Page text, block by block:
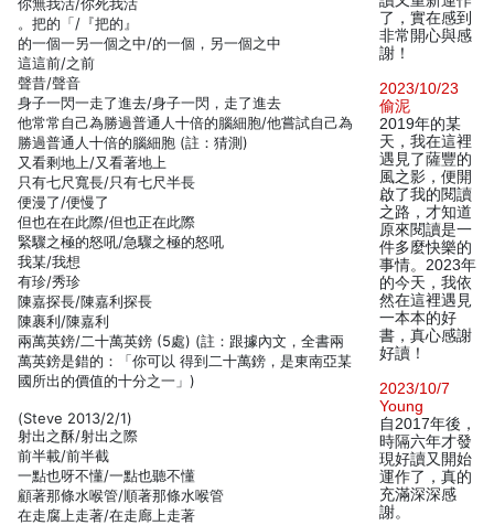
。把的「/『把的』
的一個一另一個之中/的一個，另一個之中
這這前/之前
聲昔/聲音
身子一閃一走了進去/身子一閃，走了進去
他常常自己為勝過普通人十倍的腦細胞/他嘗試自己為
勝過普通人十倍的腦細胞 (註：猜測)
又看剩地上/又看著地上
只有七尺寬長/只有七尺半長
便漫了/便慢了
但也在在此際/但也正在此際
緊驟之極的怒吼/急驟之極的怒吼
我某/我想
有珍/秀珍
陳嘉探長/陳嘉利探長
陳裹利/陳嘉利
兩萬英鎊/二十萬英鎊 (5處) (註：跟據內文，全書兩
萬英鎊是錯的：「你可以 得到二十萬鎊，是東南亞某
國所出的價值的十分之一」)
(Steve 2013/2/1)
射出之酥/射出之際
前半載/前半截
一點也呀不懂/一點也聽不懂
顧著那條水喉管/順著那條水喉管
在走腐上走著/在走廊上走著
了，實在感到
非常開心與感
謝！
2023/10/23
偷泥
2019年的某
天，我在這裡
遇見了薩豐的
風之影，便開
啟了我的閱讀
之路，才知道
原來閱讀是一
件多麼快樂的
事情。2023年
的今天，我依
然在這裡遇見
一本本的好
書，真心感謝
好讀！
2023/10/7
Young
自2017年後，
時隔六年才發
現好讀又開始
運作了，真的
充滿深深感
謝。